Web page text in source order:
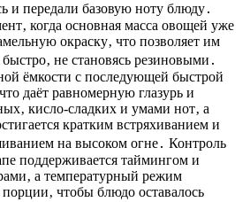
и передали базовую ноту блюду․
когда основная масса овощей уже
окраску‚ что позволяет им
не становясь резиновыми․
ёмкости с последующей быстрой
даёт равномерную глазурь и
кисло-сладких и умами нот‚ а
кратким встряхиванием и
на высоком огне․ Контроль
поддерживается таймингом и
а температурный режим
чтобы блюдо оставалось